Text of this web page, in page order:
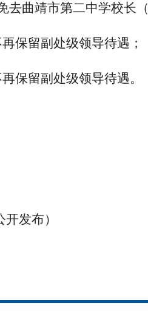
去曲靖市第二中学校长
保留副处级领导待遇；
保留副处级领导待遇。
开发布）